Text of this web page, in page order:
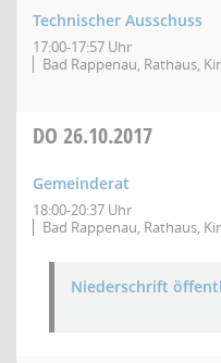
Technischer Ausschuss
17:00-17:57 Uhr
Bad Rappenau, Rathaus,
DO 26.10.2017
Gemeinderat
18:00-20:37 Uhr
Bad Rappenau, Rathaus,
Niederschrift